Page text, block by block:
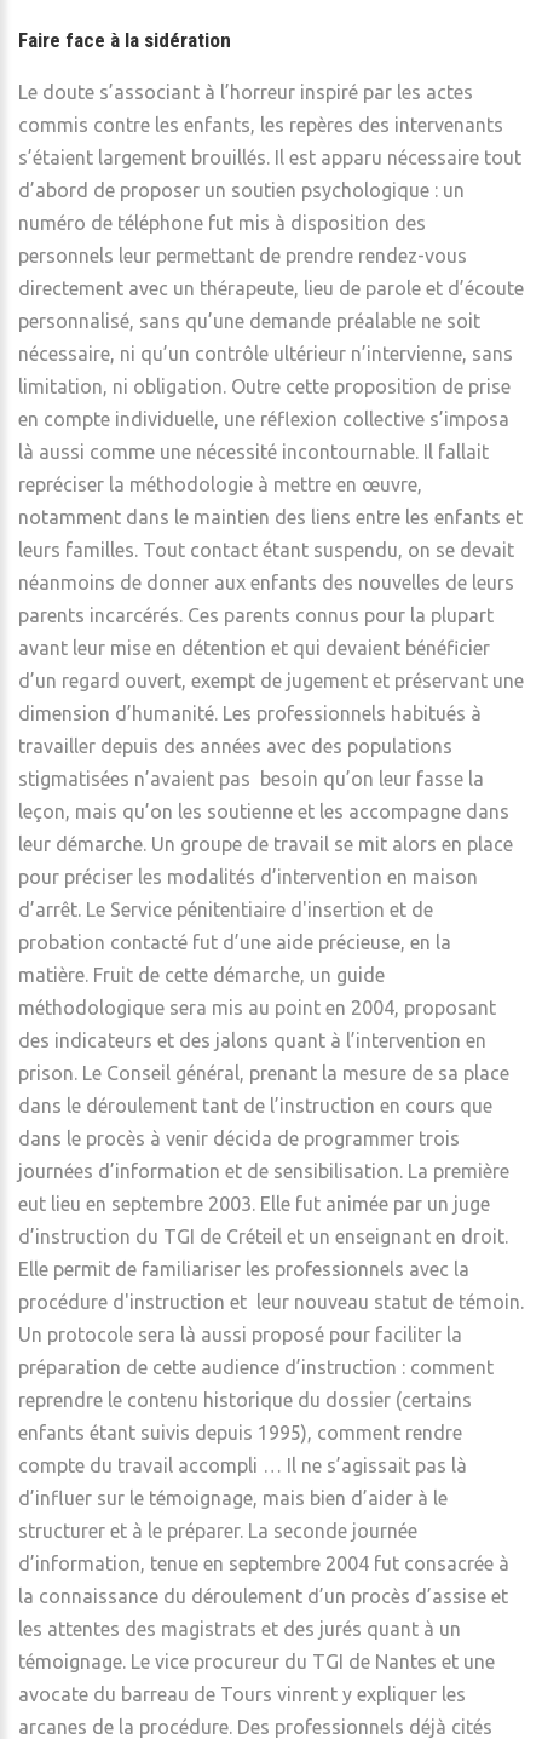
Faire face à la sidération
Le doute s’associant à l’horreur inspiré par les actes
commis contre les enfants, les repères des intervenants
s’étaient largement brouillés. Il est apparu nécessaire tout
d’abord de proposer un soutien psychologique : un
numéro de téléphone fut mis à disposition des
personnels leur permettant de prendre rendez-vous
directement avec un thérapeute, lieu de parole et d’écoute
personnalisé, sans qu’une demande préalable ne soit
nécessaire, ni qu’un contrôle ultérieur n’intervienne, sans
limitation, ni obligation. Outre cette proposition de prise
en compte individuelle, une réflexion collective s’imposa
là aussi comme une nécessité incontournable. Il fallait
repréciser la méthodologie à mettre en œuvre,
notamment dans le maintien des liens entre les enfants et
leurs familles. Tout contact étant suspendu, on se devait
néanmoins de donner aux enfants des nouvelles de leurs
parents incarcérés. Ces parents connus pour la plupart
avant leur mise en détention et qui devaient bénéficier
d’un regard ouvert, exempt de jugement et préservant une
dimension d’humanité. Les professionnels habitués à
travailler depuis des années avec des populations
stigmatisées n’avaient pas besoin qu’on leur fasse la
leçon, mais qu’on les soutienne et les accompagne dans
leur démarche. Un groupe de travail se mit alors en place
pour préciser les modalités d’intervention en maison
d’arrêt. Le Service pénitentiaire d'insertion et de
probation contacté fut d’une aide précieuse, en la
matière. Fruit de cette démarche, un guide
méthodologique sera mis au point en 2004, proposant
des indicateurs et des jalons quant à l’intervention en
prison. Le Conseil général, prenant la mesure de sa place
dans le déroulement tant de l’instruction en cours que
dans le procès à venir décida de programmer trois
journées d’information et de sensibilisation. La première
eut lieu en septembre 2003. Elle fut animée par un juge
d’instruction du TGI de Créteil et un enseignant en droit.
Elle permit de familiariser les professionnels avec la
procédure d'instruction et leur nouveau statut de témoin.
Un protocole sera là aussi proposé pour faciliter la
préparation de cette audience d’instruction : comment
reprendre le contenu historique du dossier (certains
enfants étant suivis depuis 1995), comment rendre
compte du travail accompli … Il ne s’agissait pas là
d’influer sur le témoignage, mais bien d’aider à le
structurer et à le préparer. La seconde journée
d’information, tenue en septembre 2004 fut consacrée à
la connaissance du déroulement d’un procès d’assise et
les attentes des magistrats et des jurés quant à un
témoignage. Le vice procureur du TGI de Nantes et une
avocate du barreau de Tours vinrent y expliquer les
arcanes de la procédure. Des professionnels déjà cités